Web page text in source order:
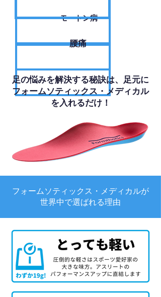
モートン病
腰痛
足の悩みを解決する秘訣は、足元に
フォームソティックス・メディカル
を入れるだけ！
フォームソティックス・メディカルが
世界中で選ばれる理由